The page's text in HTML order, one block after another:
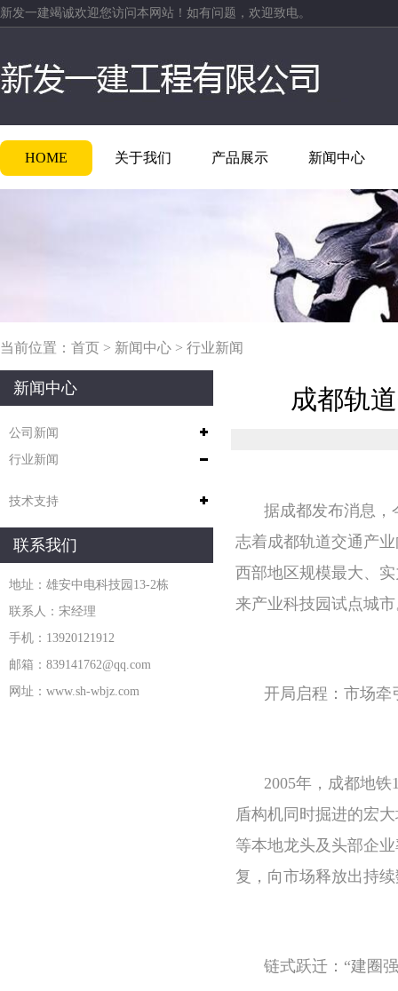
新发一建竭诚欢迎您访问本网站！如有问题，欢迎致电。
HOME 关于我们 产品展示 新闻中心
当前位置： 首页 > 新闻中心 > 行业新闻
新闻中心
公司新闻
行业新闻
技术支持
联系我们
地址：雄安中电科技园13-2栋
联系人：宋经理
手机：13920121912
邮箱：839141762@qq.com
网址：www.sh-wbjz.com
成都轨
据成都发布消息，
志着成都轨道交通产
西部地区规模最大、
来产业科技园试点城
开局启程：市场牵
2005年，成都地
盾构机同时掘进的宏
等本地龙头及头部企
复，向市场释放出持
链式跃迁：“建圈